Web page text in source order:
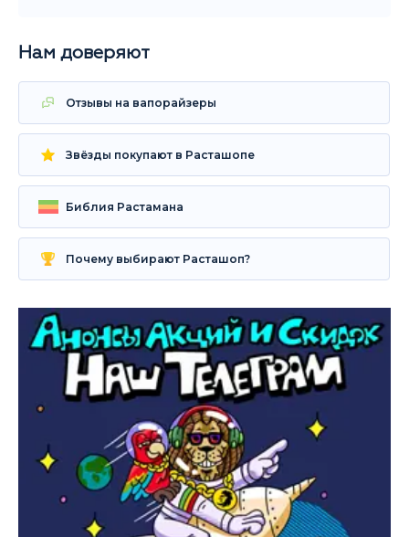
Нам доверяют
Отзывы на вапорайзеры
Звёзды покупают в Расташопе
Библия Растамана
Почему выбирают Расташоп?